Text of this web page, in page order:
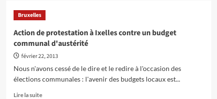
Action
contre
l’austérité
devant
Conseil
Communal
Bruxelles
Action de protestation à Ixelles contre un budget
communal d'austérité
février 22, 2013
Nous n'avons cessé de le dire et le redire à l'occasion des
élections communales : l'avenir des budgets locaux est...
Lire la suiteEn